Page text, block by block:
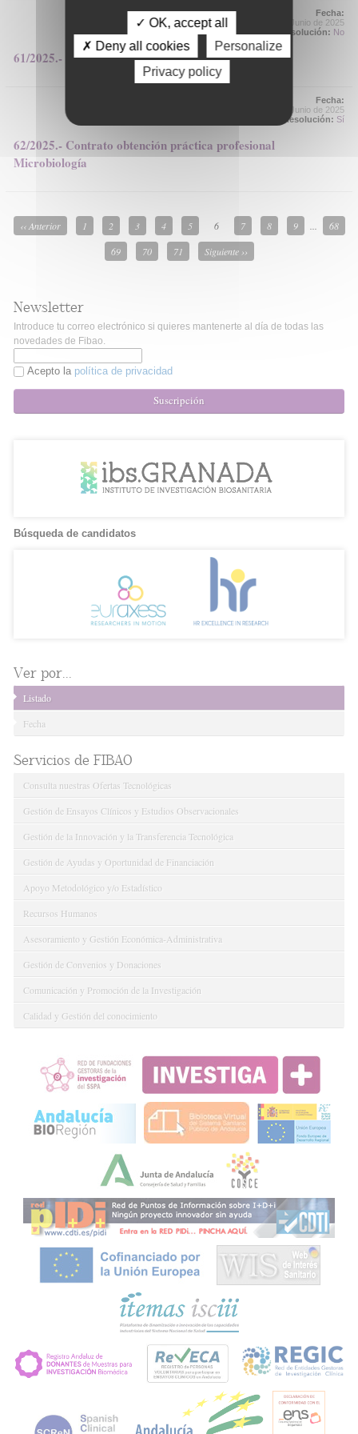
Fecha:
25 de Junio de 2025
Resolución: No
61/2025.- Contrato Enfermería EECC Oncología
Fecha:
25 de Junio de 2025
Resolución: Sí
62/2025.- Contrato obtención práctica profesional
Microbiología
‹‹ Anterior 1 2 3 4 5 6 7 8 9
68
69
70 71 Siguiente ››
Newsletter
Introduce tu correo electrónico si quieres mantenerte al día de todas las
novedades de Fibao.
Acepto la política de privacidad
Suscripción
Búsqueda de candidatos
Ver por...
Listado
Fecha
Servicios de FIBAO
Consulta nuestras Ofertas Tecnológicas
Gestión de Ensayos Clínicos y Estudios Observacionales
Gestión de la Innovación y la Transferencia Tecnológica
Gestión de Ayudas y Oportunidad de Financiación
Apoyo Metodológico y/o Estadístico
Recursos Humanos
Asesoramiento y Gestión Económica-Administrativa
Gestión de Convenios y Donaciones
Comunicación y Promoción de la Investigación
Calidad y Gestión del conocimiento
✓ OK, accept all
✗ Deny all cookies
Personalize
Privacy policy